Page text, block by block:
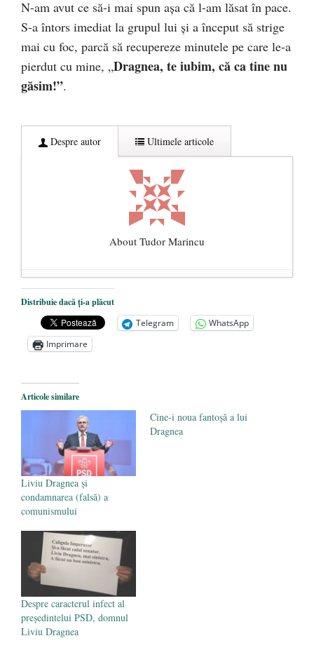
N-am avut ce să-i mai spun așa că l-am lăsat în pace.
S-a întors imediat la grupul lui și a început să strige
mai cu foc, parcă să recupereze minutele pe care le-a
pierdut cu mine, „Dragnea, te iubim, că ca tine nu
găsim!”.
Despre autor Ultimele articole
About Tudor Marincu
De ce propaganda LGBT nu-și are locul în
unitățile de învățământ
- 17 iunie 2020
Anarhia din SUA e opera stângii radicale
2 iunie 2020
are prea puțin a face cu informarea
mai 2020
Distribuie dacă ți-a plăcut
Telegram
WhatsApp
Imprimare
Articole similare
Liviu Dragnea și
condamnarea (falsă) a
comunismului
Cine-i noua fantoșă a lui
Dragnea
Despre caracterul infect al
președintelui PSD, domnul
Liviu Dragnea